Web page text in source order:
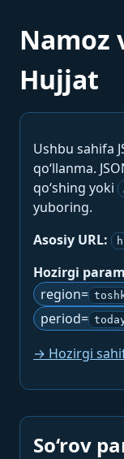
Namoz
Hujjat
Ushbu sahifa
qo‘llanma.
qo‘shing yoki
yuboring.
Asosiy URL:
Hozirgi
region=
period=
→ Hozirgi
So‘rov